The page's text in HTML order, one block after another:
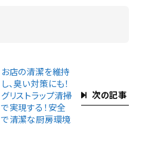
次の記事
お店の清潔を維持
し、臭い対策にも！
グリストラップ清掃
で実現する！安全
で清潔な厨房環境